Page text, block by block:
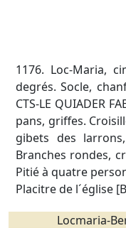
1176. Loc-Maria,
degrés. Socle,
CTS-LE QUIADER
pans, griffes.
gibets des
Branches rondes,
Pitié à quatre
Placitre de l´église
Locmaria-